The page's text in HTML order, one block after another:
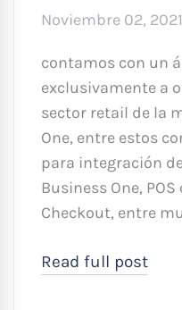
Noviembre 02, 2021
contamos con un
exclusivamente a
sector retail de la
One, entre estos
para integración
Business One,
Checkout, entre
Read full post